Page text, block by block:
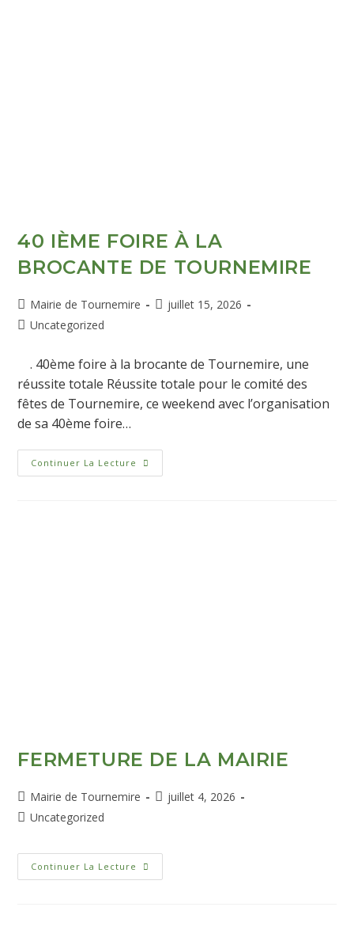
40 IÈME FOIRE À LA
BROCANTE DE TOURNEMIRE
Mairie de Tournemire
juillet 15, 2026
Uncategorized
. 40ème foire à la brocante de Tournemire, une
réussite totale Réussite totale pour le comité des
fêtes de Tournemire, ce weekend avec l’organisation
de sa 40ème foire…
Continuer La Lecture
FERMETURE DE LA MAIRIE
Mairie de Tournemire
juillet 4, 2026
Uncategorized
Continuer La Lecture